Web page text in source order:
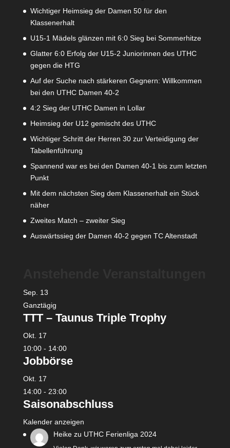
Wichtiger Heimsieg der Damen 50 für den
Klassenerhalt
U15-1 Mädels glänzen mit 6:0 Sieg bei Sommerhitze
Glatter 6:0 Erfolg der U15-2 Juniorinnen des UTHC
gegen die HTG
Auf der Suche nach stärkeren Gegnern: Willkommen
bei den UTHC Damen 40-2
4:2 Sieg der UTHC Damen in Lollar
Heimsieg der U12 gemischt des UTHC
Wichtiger Schritt der Herren 30 zur Verteidigung der
Tabellenführung
Spannend war es bei den Damen 40-1 bis zum letzten
Punkt
Mit dem nächsten Sieg dem Klassenerhalt ein Stück
näher
Zweites Match – zweiter Sieg
Auswärtssieg der Damen 40-2 gegen TC Altenstadt
Sep. 13
Ganztägig
TTT – Taunus Triple Trophy
Okt. 17
10:00- 14:00
Jobbörse
Okt. 17
14:00- 23:00
Saisonabschluss
Kalender anzeigen
Heike zu UTHC Ferienliga 2024